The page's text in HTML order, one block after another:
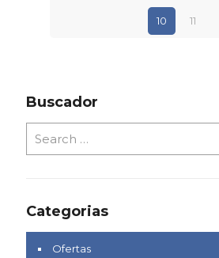
10 11
Buscador
Categorias
Ofertas